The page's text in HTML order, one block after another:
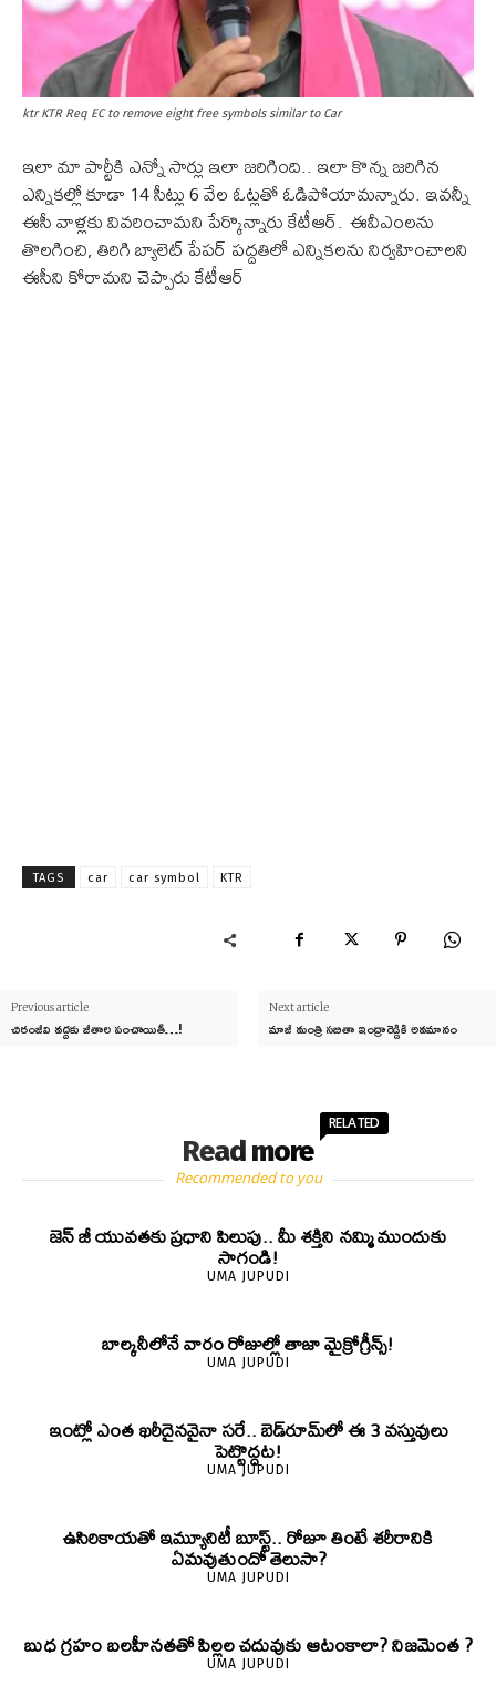
ktr KTR Req EC to remove eight free symbols similar to Car
ఇలా మా పార్టీకి ఎన్నో సార్లు ఇలా జరిగింది.. ఇలా కొన్న జరిగిన
ఎన్నికల్లో కూడా 14 సీట్లు 6 వేల ఓట్లతో ఓడిపోయామన్నారు. ఇవన్నీ
ఈసీ వాళ్లకు వివరించామని పేర్కొన్నారు కేటీఆర్. ఈవీఎంలను
తొలగించి, తిరిగి బ్యాలెట్ పేపర్ పద్దతిలో ఎన్నికలను నిర్వహించాలని
ఈసీని కోరామని చెప్పారు కేటీఆర్
TAGS car car symbol KTR
Previous article
చిరంజీవి వద్దకు జీతాల పంచాయితీ…!
Next article
మాజీ మంత్రి సబితా ఇంద్రారెడ్డికి అవమానం
Read more
RELATED
Recommended to you
జెన్‌ జీ యువతకు ప్రధాని పిలుపు.. మీ శక్తిని నమ్మి ముందుకు
సాగండి!
UMA JUPUDI
బాల్కనీలోనే వారం రోజుల్లో తాజా మైక్రోగ్రీన్స్‌!
UMA JUPUDI
ఇంట్లో ఎంత ఖరీదైనవైనా సరే.. బెడ్‌రూమ్‌లో ఈ 3 వస్తువులు
పెట్టొద్దట!
UMA JUPUDI
ఉసిరికాయతో ఇమ్యూనిటీ బూస్ట్‌.. రోజూ తింటే శరీరానికి
ఏమవుతుందో తెలుసా?
UMA JUPUDI
బుధ గ్రహం బలహీనతతో పిల్లల చదువుకు ఆటంకాలా? నిజమెంత ?
UMA JUPUDI